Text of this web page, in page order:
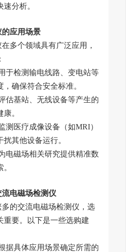
分析。
应用场景
多个领域具有广泛应用，
于检测输电线路、变电站等
确保符合安全标准。
估基站、无线设备等产生的
。
测医疗成像设备（如MRI）
其他设备运行。
电磁场相关研究提供精准数
电磁场检测仪
的交流电磁场检测仪，选
重要。以下是一些选购建
据具体应用场景确定所需的